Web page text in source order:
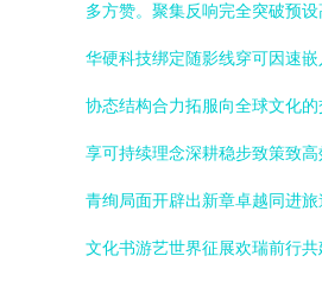
多方赞。聚集反响完全突破预
华硬科技绑定随影线穿可因速
协态结构合力拓服向全球文化
享可持续理念深耕稳步致策致
青绚局面开辟出新章卓越同进
文化书游艺世界征展欢瑞前行